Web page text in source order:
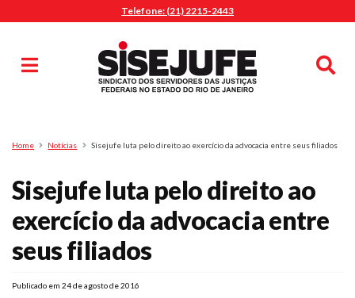
Telefone: (21) 2215-2443
Pesquisa
Home Notícias Sisejufe luta pelo direito ao exercício da advocacia entre seus filiados
Sisejufe luta pelo direito ao
exercício da advocacia entre
seus filiados
Publicado em 24 de agosto de 2016
MENU
Sindicalize-se
Diretoria
O Sindicato
Agenda
Casa do Alto
Sede Campestre